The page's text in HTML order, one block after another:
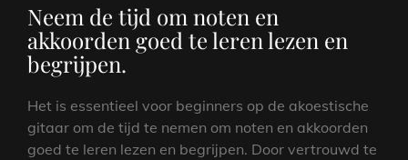
Neem de tijd om noten en
akkoorden goed te leren lezen en
begrijpen.
Het is essentieel voor beginners op de akoestische
gitaar om de tijd te nemen om noten en akkoorden
goed te leren lezen en begrijpen. Door vertrouwd te